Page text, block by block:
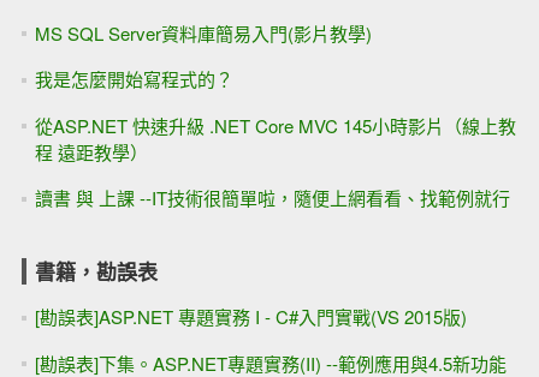
MS SQL Server資料庫簡易入門(影片教學)
我是怎麼開始寫程式的？
從ASP.NET 快速升級 .NET Core MVC 145小時影片（線上教
程 遠距教學）
讀書 與 上課 --IT技術很簡單啦，隨便上網看看、找範例就行
書籍，勘誤表
[勘誤表]ASP.NET 專題實務 I - C#入門實戰(VS 2015版)
[勘誤表]下集。ASP.NET專題實務(II) --範例應用與4.5新功能